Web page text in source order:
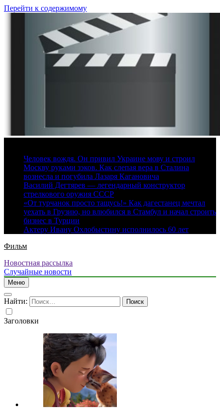
Перейти к содержимому
Человек вождя. Он привил Украине мову и строил
Москву руками зэков. Как слепая вера в Сталина
вознесла и погубила Лазаря Кагановича
Василий Дегтярев — легендарный конструктор
стрелкового оружия СССР
«От турчанок просто тащусь!» Как дагестанец мечтал
уехать в Грузию, но влюбился в Стамбул и начал строить
бизнес в Турции
Актеру Ивану Охлобыстину исполнилось 60 лет
Фильм
Новостная рассылка
Случайные новости
Меню
Найти:
Заголовки